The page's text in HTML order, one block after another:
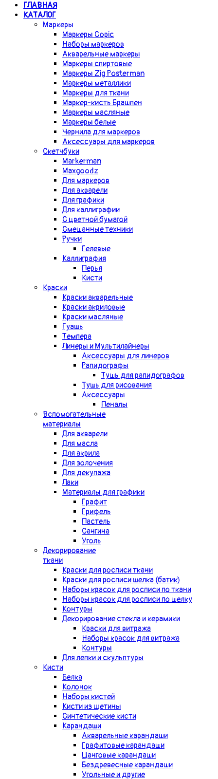
ГЛАВНАЯ
КАТАЛОГ
Маркеры
Маркеры Copic
Наборы маркеров
Акварельные маркеры
Маркеры спиртовые
Маркеры Zig Posterman
Маркеры металлики
Маркеры для ткани
Маркер-кисть Брашпен
Маркеры масляные
Маркеры белые
Чернила для маркеров
Аксессуары для маркеров
Скетчбуки
Markerman
Maxgoodz
Для маркеров
Для акварели
Для графики
Для каллиграфии
С цветной бумагой
Смешанные техники
Ручки
Гелевые
Каллиграфия
Перья
Кисти
Краски
Краски акварельные
Краски акриловые
Краски масляные
Гуашь
Темпера
Линеры и Мультилайнеры
Аксессуары для линеров
Рапидографы
Тушь для рапидографов
Тушь для рисования
Аксессуары
Пеналы
Вспомогательные
материалы
Для акварели
Для масла
Для акрила
Для золочения
Для декупажа
Лаки
Материалы для графики
Графит
Грифель
Пастель
Сангина
Уголь
Декорирование
ткани
Краски для росписи ткани
Краски для росписи шелка (батик)
Наборы красок для росписи по ткани
Наборы красок для росписи по шелку
Контуры
Декорирование стекла и керамики
Краски для витража
Наборы красок для витража
Контуры
Для лепки и скульптуры
Кисти
Белка
Колонок
Наборы кистей
Кисти из щетины
Синтетические кисти
Карандаши
Акварельные карандаши
Графитовые карандаши
Цанговые карандаши
Бездревесные карандаши
Угольные и другие